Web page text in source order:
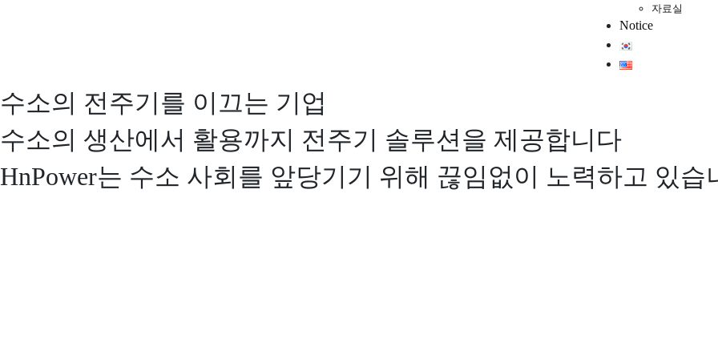
자료실
Notice
수소의 전주기를 이끄는 기업
수소의 생산에서 활용까지 전주기 솔루션을 제공합니다
HnPower는 수소 사회를 앞당기기 위해 끊임없이 노력하고 있습